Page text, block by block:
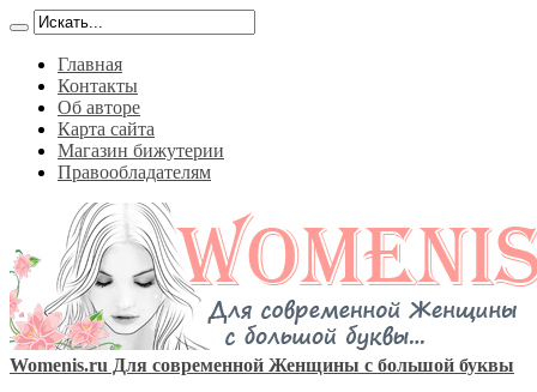
Главная
Контакты
Об авторе
Карта сайта
Магазин бижутерии
Правообладателям
Womenis.ru Для современной Женщины с большой буквы